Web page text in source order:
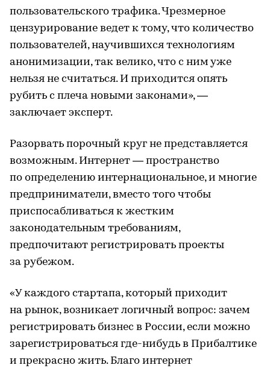
пользовательского трафика. Чрезмерное
цензурирование ведет к тому, что количество
пользователей, научившихся технологиям
анонимизации, так велико, что с ним уже
нельзя не считаться. И приходится опять
рубить с плеча новыми законами», —
заключает эксперт.
Разорвать порочный круг не представляется
возможным. Интернет — пространство
по определению интернациональное, и многие
предприниматели, вместо того чтобы
приспосабливаться к жестким
законодательным требованиям,
предпочитают регистрировать проекты
за рубежом.
«У каждого стартапа, который приходит
на рынок, возникает логичный вопрос: зачем
регистрировать бизнес в России, если можно
зарегистрироваться где-нибудь в Прибалтике
и прекрасно жить. Благо интернет